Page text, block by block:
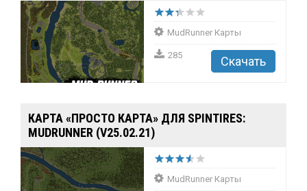
MudRunner Карты
285 Скачать
КАРТА «ПРОСТО КАРТА» ДЛЯ SPINTIRES:
MUDRUNNER (V25.02.21)
MudRunner Карты